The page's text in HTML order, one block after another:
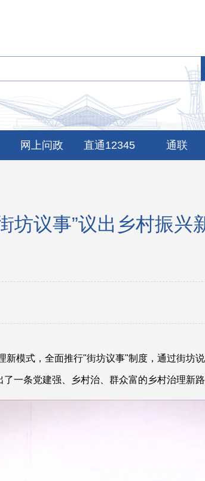
网上问政 直通12345 通联
坊议事”议出乡村振兴
模式，全面推行"街坊议事"制度，通过街坊
一条党建强、乡村治、群众富的乡村治理新